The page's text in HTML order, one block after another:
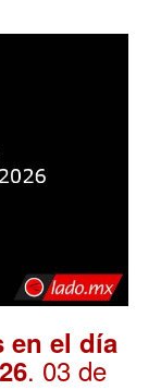
en el día
. 03 de